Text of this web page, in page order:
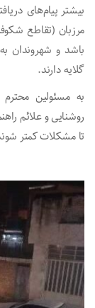
بیشتر پیام‌های
مرزبان (تقاطع
باشد و شهروندان
گلایه دارند.
به مسئولین
روشنایی و علائم
تا مشکلات کمتر